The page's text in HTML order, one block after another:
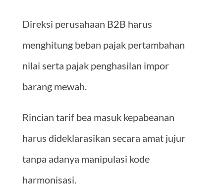
Direksi perusahaan B2B harus
menghitung beban pajak pertambahan
nilai serta pajak penghasilan impor
barang mewah.
Rincian tarif bea masuk kepabeanan
harus dideklarasikan secara amat jujur
tanpa adanya manipulasi kode
harmonisasi.